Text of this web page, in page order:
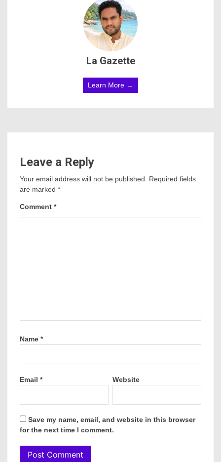
La Gazette
Learn More →
Leave a Reply
Your email address will not be published.
Required fields
are marked *
Comment *
Name *
Email * Website
Save my name, email, and website in this browser
for the next time I comment.